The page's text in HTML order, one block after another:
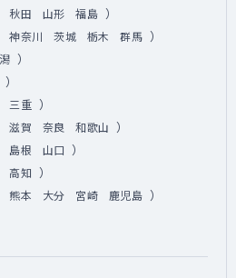
秋田 山形 福島 ）
神奈川 茨城 栃木 群馬 ）
）
）
三重 ）
滋賀 奈良 和歌山 ）
島根 山口 ）
高知 ）
熊本 大分 宮崎 鹿児島 ）